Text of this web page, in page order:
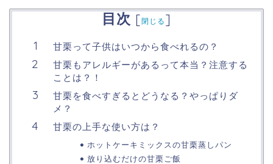
目次 [閉じる ]
甘栗って子供はいつから食べれるの？
甘栗もアレルギーがあるって本当？注意する
ことは？！
甘栗を食べすぎるとどうなる？やっぱりダ
メ？
甘栗の上手な使い方は？
ホットケーキミックスの甘栗蒸しパン
放り込むだけの甘栗ご飯